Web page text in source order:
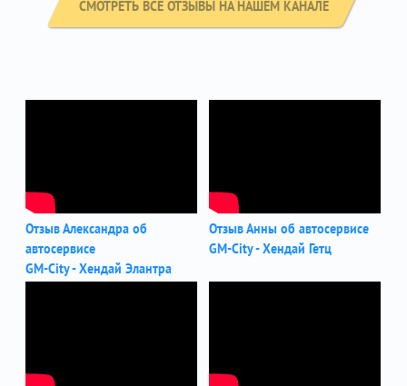
СМОТРЕТЬ ВСЕ ОТЗЫВЫ НА НАШЕМ КАНАЛЕ
Отзыв Александра об
автосервисе
GM-City - Хендай Элантра
Отзыв Анны об автосервисе
GM-City - Хендай Гетц